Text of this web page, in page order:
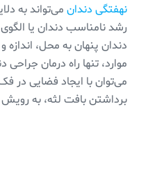
نهفتگی دندان می‌تواند به
رشد نامناسب دندان یا
دندان پنهان به محل،
موارد، تنها راه درمان
می‌توان با ایجاد فضایی در
برداشتن بافت لثه، به